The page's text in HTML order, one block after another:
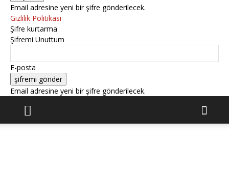
Email adresine yeni bir şifre gönderilecek.
Gizlilik Politikası
Şifre kurtarma
Şifremi Unuttum
E-posta
Email adresine yeni bir şifre gönderilecek.